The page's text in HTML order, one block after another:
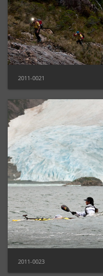
2011-0021
2011-0023